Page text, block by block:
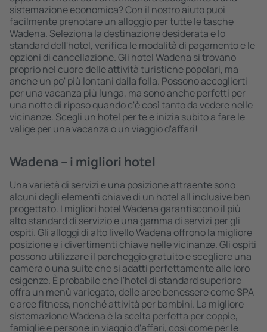
sistemazione economica? Con il nostro aiuto puoi
facilmente prenotare un alloggio per tutte le tasche
Wadena. Seleziona la destinazione desiderata e lo
standard dell'hotel, verifica le modalità di pagamento e le
opzioni di cancellazione. Gli hotel Wadena si trovano
proprio nel cuore delle attività turistiche popolari, ma
anche un po' più lontani dalla folla. Possono accoglierti
per una vacanza più lunga, ma sono anche perfetti per
una notte di riposo quando c'è così tanto da vedere nelle
vicinanze. Scegli un hotel per te e inizia subito a fare le
valige per una vacanza o un viaggio d'affari!
Wadena – i migliori hotel
Una varietà di servizi e una posizione attraente sono
alcuni degli elementi chiave di un hotel all inclusive ben
progettato. I migliori hotel Wadena garantiscono il più
alto standard di servizio e una gamma di servizi per gli
ospiti. Gli alloggi di alto livello Wadena offrono la migliore
posizione e i divertimenti chiave nelle vicinanze. Gli ospiti
possono utilizzare il parcheggio gratuito e scegliere una
camera o una suite che si adatti perfettamente alle loro
esigenze. È probabile che l'hotel di standard superiore
offra un menù variegato, delle aree benessere come SPA
e aree fitness, nonché attività per bambini. La migliore
sistemazione Wadena è la scelta perfetta per coppie,
famiglie e persone in viaggio d'affari, così come per le